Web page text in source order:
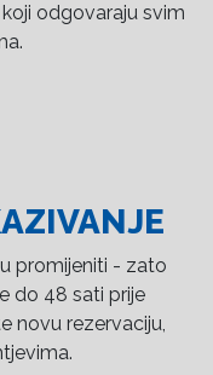
odgovaraju svim
promijeniti - zato
do 48 sati prije
novu rezervaciju,